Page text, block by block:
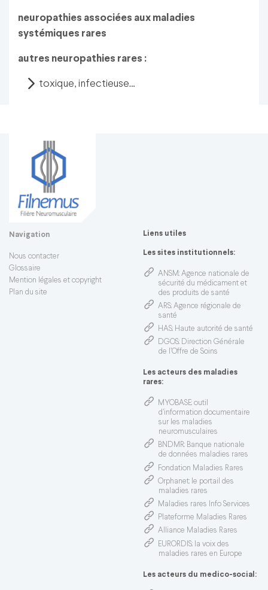
neuropathies associées aux maladies
systémiques rares
autres neuropathies rares :
toxique, infectieuse…
Navigation
Nous contacter
Glossaire
Mention légales et copyright
Plan du site
Liens utiles
Les sites institutionnels:
ANSM: Agence nationale de
sécurité du médicament et
des produits de santé
ARS: Agence régionale de
santé
HAS: Haute autorité de santé
DGOS: Direction Générale
de l’Offre de Soins
Les acteurs des maladies
rares:
MYOBASE: outil
d'information documentaire
sur les maladies
neuromusculaires
BNDMR: Banque nationale
de données maladies rares
Fondation Maladies Rares
Orphanet: le portail des
maladies rares
Maladies rares Info Services
Plateforme Maladies Rares
Alliance Maladies Rares
EURORDIS: la voix des
maladies rares en Europe
Les acteurs du medico-social: